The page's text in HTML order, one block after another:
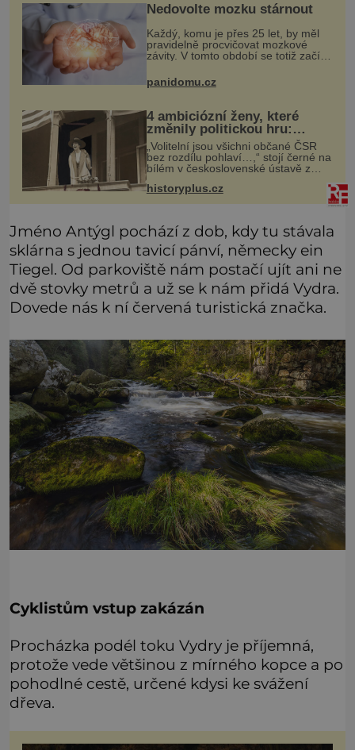
Nedovolte mozku stárnout
Každý, komu je přes 25 let, by měl
pravidelně procvičovat mozkové
závity. V tomto období se totiž začíná
problém vzpomenout si na jméno
kolegy z práce. Nebo marně v
panidomu.cz
4 ambiciózní ženy, které
změnily politickou hru:
Manželé je posílali do
kuchyně marně
„Volitelní jsou všichni občané ČSR
bez rozdílu pohlaví…,“ stojí černé na
bílém v československé ústavě z
roku 1920. Na podobnou právní
úpravu čekají ženy napříč celým
světem dlouhá léta a často za ni
historyplus.cz
Jméno Antýgl pochází z dob, kdy tu stávala
sklárna s jednou tavicí pánví, německy ein
Tiegel. Od parkoviště nám postačí ujít ani ne
dvě stovky metrů a už se k nám přidá Vydra.
Dovede nás k ní červená turistická značka.
Cyklistům vstup zakázán
Procházka podél toku Vydry je příjemná,
protože vede většinou z mírného kopce a po
pohodlné cestě, určené kdysi ke svážení
dřeva.